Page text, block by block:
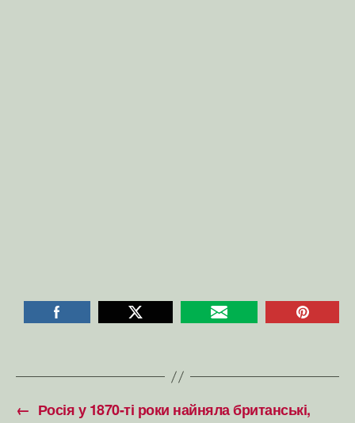
← Росія у 1870-ті роки найняла британські,